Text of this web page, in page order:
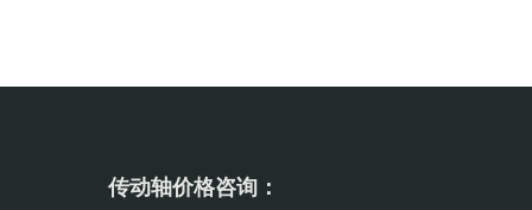
传动轴价格咨询：